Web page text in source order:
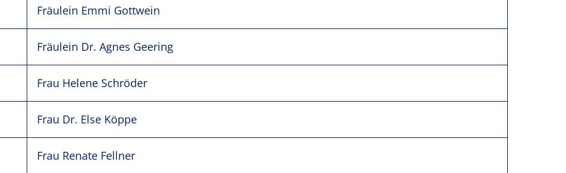
Fräulein Emmi Gottwein
Fräulein Dr. Agnes Geering
Frau Helene Schröder
Frau Dr. Else Köppe
Frau Renate Fellner